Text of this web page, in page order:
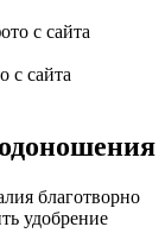
с сайта
благотворно
удобрение